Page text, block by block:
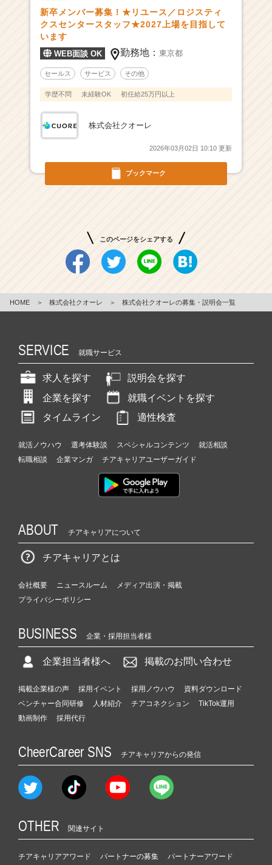
ブックマーク
新卒メンバー募集！★リユース／ロジスティ
クスセンタースタッフ★2027上場を目指して
います
WEB面談 OK 勤務地：東京都
セールス サービス その他
学歴不問 未経験OK 初任給25万円以上
株式会社クオーレ
2026年03月02日 10:10 更新
このページをシェアする
HOME ＞ 株式会社クオーレ ＞ 株式会社クオーレの募集・説明会一覧
SERVICE 就職サービス
求人を探す
説明会を探す
企業を探す
就職イベントを探す
タイムライン
適性検査
就活ノウハウ 選考体験談 スペシャルコンテンツ
就活相談
転職相談
企業マンガ チアキャリアユーザーガイド
ABOUT チアキャリアについて
チアキャリアとは
会社概要 ニュースルーム
メディア出演・掲載
プライバシーポリシー
BUSINESS 企業・採用担当者様
企業担当者様へ 掲載のお問い合わせ
掲載企業様の声 採用イベント 採用ノウハウ
資料ダウンロード
ベンチャー合同研修
人材紹介 チアコネクション
TikTok運用
動画制作
採用代行
CheerCareer SNS チアキャリアからの発信
OTHER 関連サイト
チアキャリアアワード パートナーの募集 パートナーアワード